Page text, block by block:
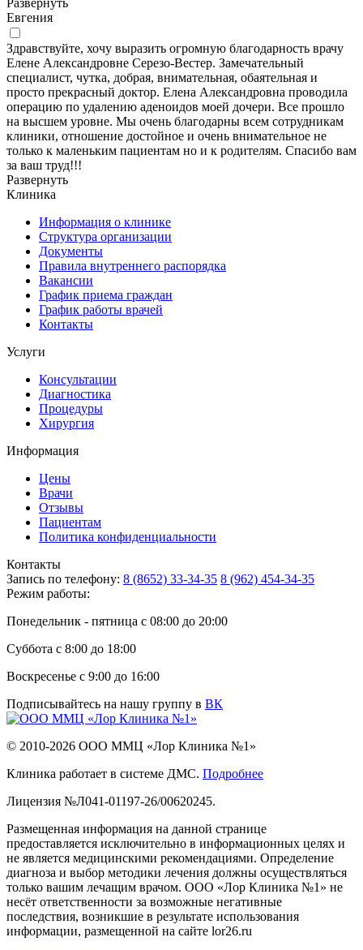
Развернуть
Евгения
Здравствуйте, хочу выразить огромную благодарность врачу
Елене Александровне Серезо-Вестер. Замечательный
специалист, чутка, добрая, внимательная, обаятельная и
просто прекрасный доктор. Елена Александровна проводила
операцию по удалению аденоидов моей дочери. Все прошло
на высшем уровне. Мы очень благодарны всем сотрудникам
клиники, отношение достойное и очень внимательное не
только к маленьким пациентам но и к родителям. Спасибо вам
за ваш труд!!!
Развернуть
Клиника
Информация о клинике
Структура организации
Документы
Правила внутреннего распорядка
Вакансии
График приема граждан
График работы врачей
Контакты
Услуги
Консультации
Диагностика
Процедуры
Хирургия
Информация
Цены
Врачи
Отзывы
Пациентам
Политика конфиденциальности
Контакты
Запись по телефону: 8 (8652) 33-34-35 8 (962) 454-34-35
Режим работы:
Понедельник - пятница с 08:00 до 20:00
Суббота с 8:00 до 18:00
Воскресенье с 9:00 до 16:00
Подписывайтесь на нашу группу в ВК
© 2010-2026 ООО ММЦ «Лор Клиника №1»
Клиника работает в системе ДМС. Подробнее
Лицензия №Л041-01197-26/00620245.
Размещенная информация на данной странице
предоставляется исключительно в информационных целях и
не является медицинскими рекомендациями. Определение
диагноза и выбор методики лечения должны осуществляться
только вашим лечащим врачом. ООО «Лор Клиника №1» не
несёт ответственности за возможные негативные
последствия, возникшие в результате использования
информации, размещенной на сайте lor26.ru